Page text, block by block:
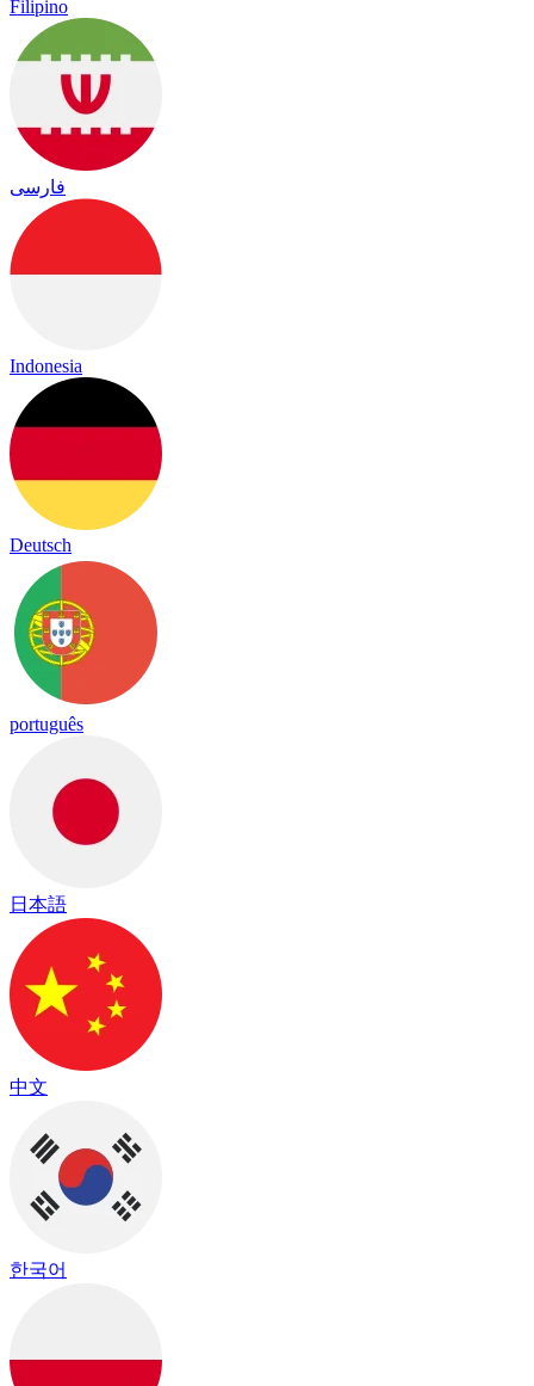
Filipino
فارسی
Indonesia
Deutsch
português
日本語
中文
한국어